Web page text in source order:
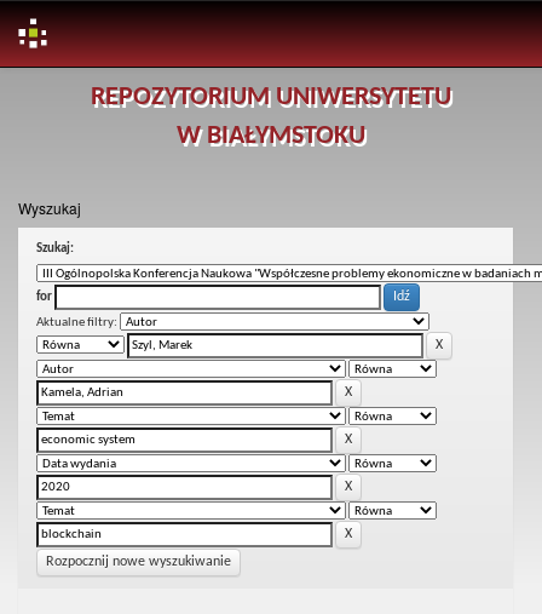
REPOZYTORIUM UNIWERSYTETU
W BIAŁYMSTOKU
Wyszukaj
Szukaj:
for
Aktualne filtry:
Rozpocznij nowe wyszukiwanie